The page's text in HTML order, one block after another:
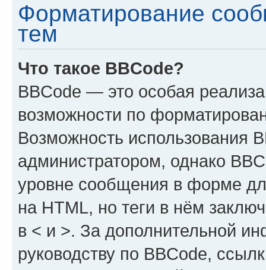
Форматирование
тем
Что такое BBCode?
BBCode — это особая
возможности по
Возможность использования
администратором, однако
уровне сообщения в форме
на HTML, но теги в нём
в < и >. За дополнительной
руководству по BBCode,